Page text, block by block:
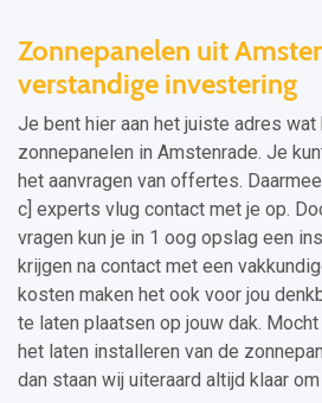
Zonnepanelen uit
verstandige investering
Je bent hier aan het juiste adres
zonnepanelen in Amstenrade. Je
het aanvragen van offertes.
c] experts vlug contact met je op.
vragen kun je in 1 oog opslag een
krijgen na contact met een
kosten maken het ook voor jou
te laten plaatsen op jouw dak.
het laten installeren van de
dan staan wij uiteraard altijd klaar